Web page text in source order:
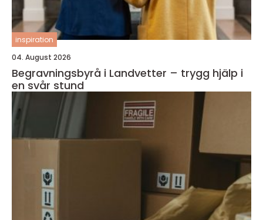
inspiration
04. August 2026
Begravningsbyrå i Landvetter – trygg hjälp i
en svår stund